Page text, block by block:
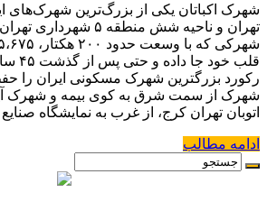
شهرک اکباتان یکی از بزرگ‌ترین شهرک‌های
تهران و ناحیه شش منطقه
قلب
رکورد بزرگترین شهرک مسکونی ایران را
شهرک از سمت شرق به کوی بیمه و شهرک
اتوبان تهران کرج، از غرب به نمایشگاه
ادامه مطالب